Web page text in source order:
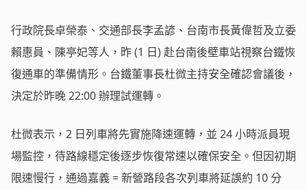
行政院長卓榮泰、交通部長李孟諺、台南市長黃偉哲及立委
賴惠員、陳亭妃等人，昨 (1 日) 赴台南後壁車站視察台鐵恢
復通車的準備情形。台鐵董事長杜微主持安全確認會議後，
決定於昨晚 22:00 辦理試運轉。
杜微表示，2 日列車將先實施降速運轉，並 24 小時派員現
場監控，待路線穩定後逐步恢復常速以確保安全。但因初期
限速慢行，通過嘉義 = 新營路段各次列車將延誤約 10 分